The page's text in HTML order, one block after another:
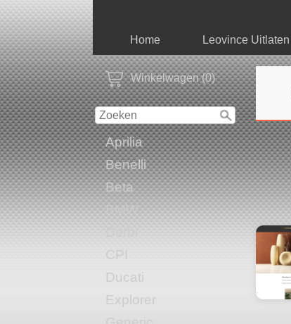
Home Leovince Uitlaten
Winkelwagen (0)
Aprilia
Benelli
Beta
BMW
CPI
Ducati
Explorer